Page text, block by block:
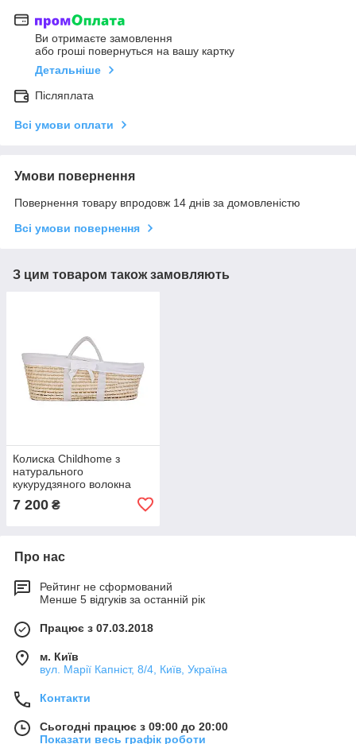
Ви отримаєте замовлення
або гроші повернуться на вашу картку
Детальніше
Післяплата
Всі умови оплати
Умови повернення
Повернення товару впродовж 14 днів за домовленістю
Всі умови повернення
З цим товаром також замовляють
Колиска Childhome з
натурального
кукурудзяного волокна
білий New, арт. MBCCJOW
7 200 ₴
Про нас
Рейтинг не сформований
Менше 5 відгуків за останній рік
Працює з 07.03.2018
м. Київ
вул. Марії Капніст, 8/4, Київ, Україна
Контакти
Сьогодні працює з 09:00 до 20:00
Показати весь графік роботи